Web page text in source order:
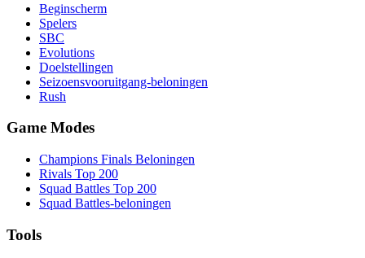
Beginscherm
Spelers
SBC
Evolutions
Doelstellingen
Seizoensvooruitgang-beloningen
Rush
Game Modes
Champions Finals Beloningen
Rivals Top 200
Squad Battles Top 200
Squad Battles-beloningen
Tools